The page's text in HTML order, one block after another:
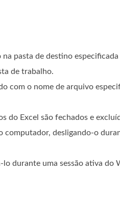
pasta de destino
de trabalho.
com o nome de arquivo
do Excel são fechados e
desligando-o
durante uma sessão ativa do